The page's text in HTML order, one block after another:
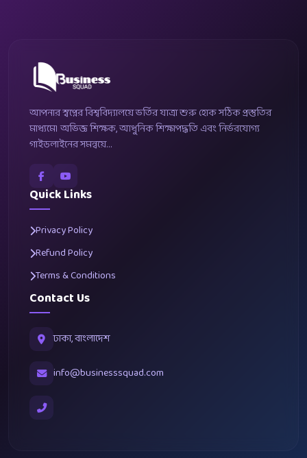
আপনার স্বপ্নের বিশ্ববিদ্যালয়ে ভর্তির যাত্রা শুরু হোক সঠিক প্রস্তুতির
মাধ্যমে। অভিজ্ঞ শিক্ষক, আধুনিক শিক্ষাপদ্ধতি এবং নির্ভরযোগ্য
গাইডলাইনের সমন্বয়ে...
Quick Links
Privacy Policy
Refund Policy
Terms & Conditions
Contact Us
ঢাকা, বাংলাদেশ
info@businesssquad.com